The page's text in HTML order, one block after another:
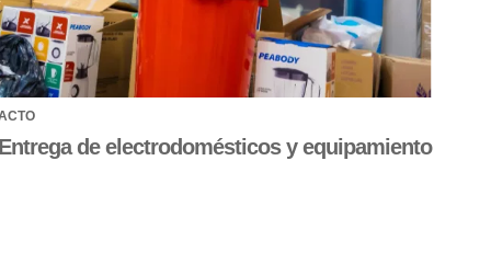
Entrega de electrodomésticos y equipamiento